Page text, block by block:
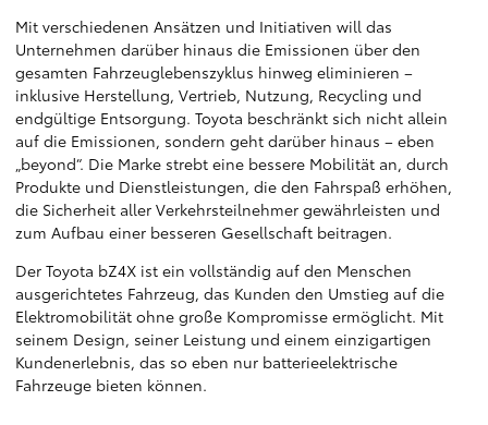
Mit verschiedenen Ansätzen und Initiativen will das
Unternehmen darüber hinaus die Emissionen über den
gesamten Fahrzeuglebenszyklus hinweg eliminieren –
inklusive Herstellung, Vertrieb, Nutzung, Recycling und
endgültige Entsorgung. Toyota beschränkt sich nicht allein
auf die Emissionen, sondern geht darüber hinaus – eben
„beyond“. Die Marke strebt eine bessere Mobilität an, durch
Produkte und Dienstleistungen, die den Fahrspaß erhöhen,
die Sicherheit aller Verkehrsteilnehmer gewährleisten und
zum Aufbau einer besseren Gesellschaft beitragen.
Der Toyota bZ4X ist ein vollständig auf den Menschen
ausgerichtetes Fahrzeug, das Kunden den Umstieg auf die
Elektromobilität ohne große Kompromisse ermöglicht. Mit
seinem Design, seiner Leistung und einem einzigartigen
Kundenerlebnis, das so eben nur batterieelektrische
Fahrzeuge bieten können.